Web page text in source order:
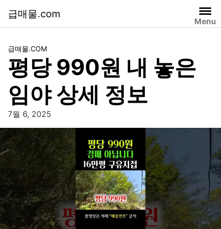
급매물.com
Menu
급매물.COM
평당 990원 내 놓은
임야 상세 정보
7월 6, 2025